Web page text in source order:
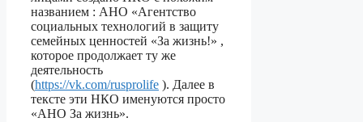
названием : АНО «Агентство
социальных технологий в защиту
семейных ценностей «За жизнь!» ,
которое продолжает ту же
деятельность
(https://vk.com/rusprolife ). Далее в
тексте эти НКО именуются просто
«АНО За жизнь».